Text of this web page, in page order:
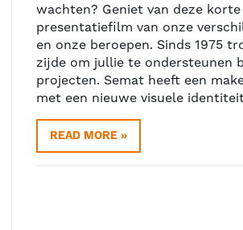
wachten? Geniet van deze korte
presentatiefilm van onze
en onze beroepen. Sinds 1975
zijde om jullie te ondersteunen
projecten. Semat heeft een
met een nieuwe visuele
READ MORE »